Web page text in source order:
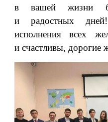
в вашей жизни
и радостных
исполнения всех
и счастливы,